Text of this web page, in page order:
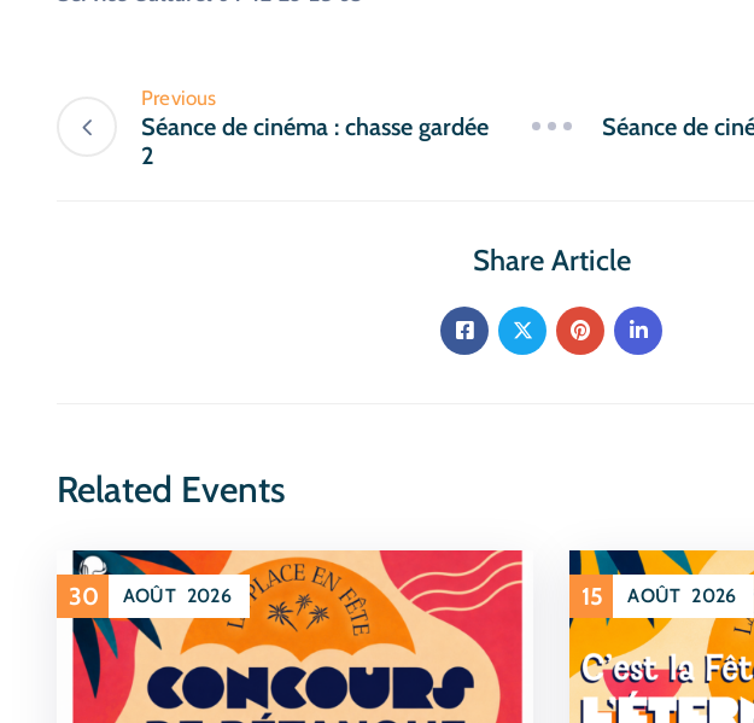
Previous
Séance de cinéma : chasse gardée
2
Séance de
Share Article
Related Events
30 AOÛT 2026 15 AOÛT 2026